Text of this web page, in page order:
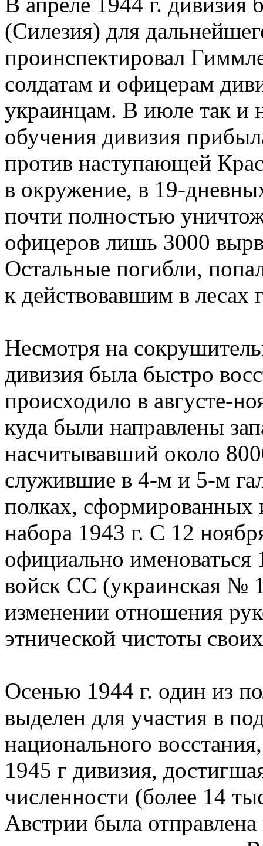
(Силезия) для
проинспектировал
солдатам и офицерам
украинцам. В июле так и
обучения дивизия
против наступающей
в окружение, в 19-
почти полностью
офицеров лишь 3000
Остальные погибли,
к действовавшим в
Несмотря на
дивизия была быстро
происходило в августе-
куда были направлены
насчитывавший около
служившие в 4-м и 5-м
полках, сформированных
набора 1943 г. С 12
официально именоваться
войск СС (украинская №
изменении отношения
этнической чистоты
Осенью 1944 г. один из
выделен для участия в
национального
1945 г дивизия,
численности (более 14
Австрии была